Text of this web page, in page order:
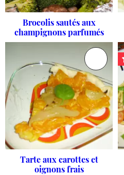
Brocolis sautés aux
champignons parfumés
Tarte aux carottes et
oignons frais